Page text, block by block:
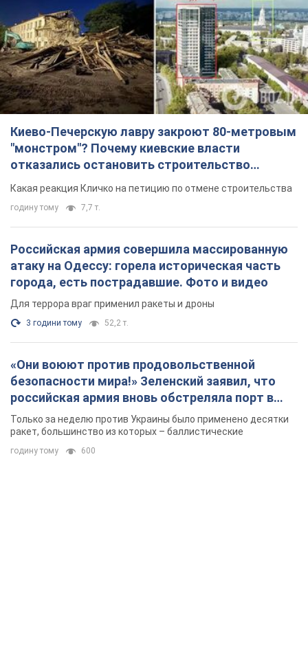
Киево-Печерскую лавру закроют 80-метровым
"монстром"? Почему киевские власти
отказались остановить строительство
небоскреба "московского верующего"
Какая реакция Кличко на петицию по отмене строительства
годину тому 7,7 т.
Российская армия совершила массированную
атаку на Одессу: горела историческая часть
города, есть пострадавшие. Фото и видео
Для террора враг применил ракеты и дроны
3 години тому 52,2 т.
«Они воюют против продовольственной
безопасности мира!» Зеленский заявил, что
российская армия вновь обстреляла порт в
Одессе
Только за неделю против Украины было применено десятки
ракет, большинство из которых – баллистические
годину тому 600